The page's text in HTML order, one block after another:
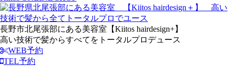
長野市北尾張部にある美容室【Kiitos hairdesign+】
高い技術で髪からすべてをトータルプロデュース
WEB予約
TEL予約